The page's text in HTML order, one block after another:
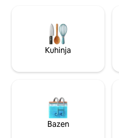
djecom). Ugošćujemo ljude svih
Kuhinja
Bazen